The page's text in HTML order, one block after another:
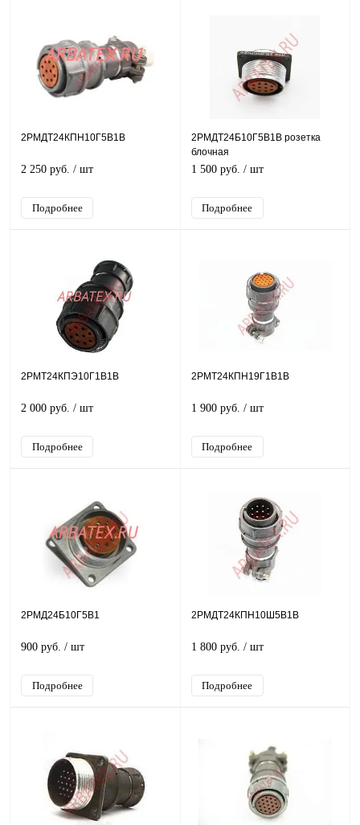
2РМДТ24КПН10Г5В1В
2 250 руб. / шт
Подробнее
2РМДТ24Б10Г5В1В розетка
блочная
1 500 руб. / шт
Подробнее
2РМТ24КПЭ10Г1В1В
2 000 руб. / шт
Подробнее
2РМТ24КПН19Г1В1В
1 900 руб. / шт
Подробнее
2РМД24Б10Г5В1
900 руб. / шт
Подробнее
2РМДТ24КПН10Ш5В1В
1 800 руб. / шт
Подробнее